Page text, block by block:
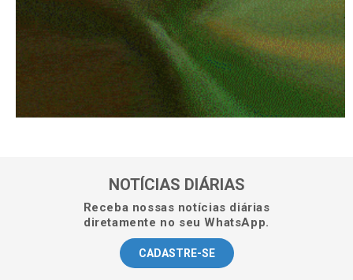
NOTÍCIAS DIÁRIAS
Receba nossas notícias diárias
diretamente no seu WhatsApp.
CADASTRE-SE